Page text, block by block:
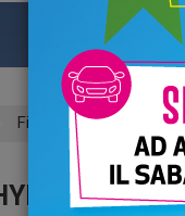
Fiat 600
136